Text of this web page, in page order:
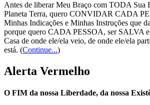
Antes de liberar Meu Braço com TODA Sua
Planeta Terra, quero CONVIDAR CADA
Minhas Indicações e Minhas Instruções que
porque quero CADA PESSOA, ser SALVA
Casa de onde ele/ela veio, de onde ele/ela
está. (Continue...)
Alerta Vermelho
O FIM da nossa Liberdade, da nossa